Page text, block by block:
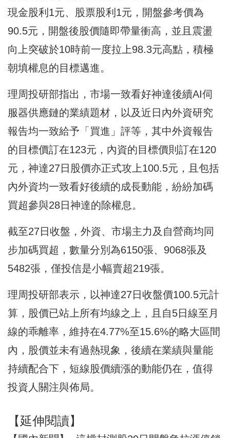
現金股利1元、股票股利1元，開盤參考價為
90.5元，開盤後股價隨即帶量衝高，並且震盪
向上突破於10時前一度拉上98.3元高點，積極
朝填權息的目標邁進。
理周投研部指出，市場一致看好神達後續AI伺
服器供應鏈的業績題材，以及近日內外資研究
報告均一致給予「買進」評等，其中外資報告
的目標價訂在123元，內資的目標價則訂在120
元，神達27日股價亦正式攻上100.5元，且包括
內外資均一致看好後續的成長動能，紛紛加碼
買超參與28日神達的除權息。
截至27日收盤，外資、市場主力及自營商均同
步加碼買超，數量分別為6150張、9068張及
5482張，僅投信是小幅賣超219張。
理周投研部表示，以神達27日收盤價100.5元計
算，股價已站上所有均線之上，且自5日線至月
線的乖離率，維持在4.77%至15.6%的略大區間
內，股價並未有過熱現象，後續在業績與量能
持續配合下，短線股價續漲的動能仍在，值得
投資人關注與佈局。
【延伸閱讀】